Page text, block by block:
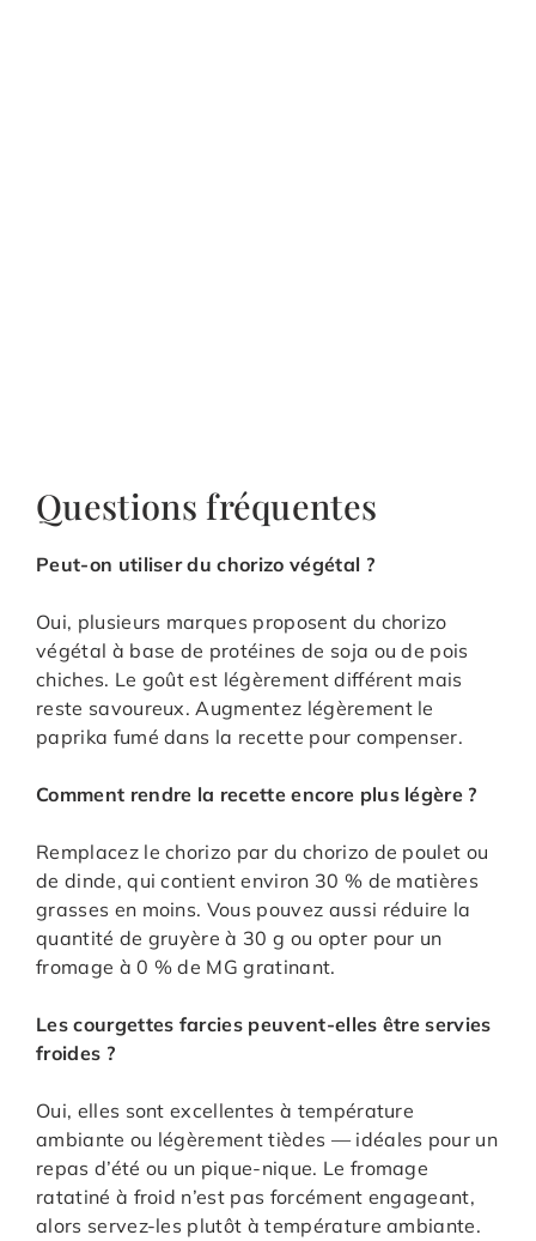
Questions fréquentes
Peut-on utiliser du chorizo végétal ?
Oui, plusieurs marques proposent du chorizo
végétal à base de protéines de soja ou de pois
chiches. Le goût est légèrement différent mais
reste savoureux. Augmentez légèrement le
paprika fumé dans la recette pour compenser.
Comment rendre la recette encore plus légère ?
Remplacez le chorizo par du chorizo de poulet ou
de dinde, qui contient environ 30 % de matières
grasses en moins. Vous pouvez aussi réduire la
quantité de gruyère à 30 g ou opter pour un
fromage à 0 % de MG gratinant.
Les courgettes farcies peuvent-elles être servies
froides ?
Oui, elles sont excellentes à température
ambiante ou légèrement tièdes — idéales pour un
repas d’été ou un pique-nique. Le fromage
ratatiné à froid n’est pas forcément engageant,
alors servez-les plutôt à température ambiante.